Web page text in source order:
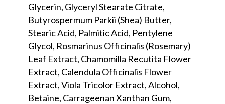
Glycerin, Glyceryl Stearate Citrate,
Butyrospermum Parkii (Shea) Butter,
Stearic Acid, Palmitic Acid, Pentylene
Glycol, Rosmarinus Officinalis (Rosemary)
Leaf Extract, Chamomilla Recutita Flower
Extract, Calendula Officinalis Flower
Extract, Viola Tricolor Extract, Alcohol,
Betaine, Carrageenan Xanthan Gum,